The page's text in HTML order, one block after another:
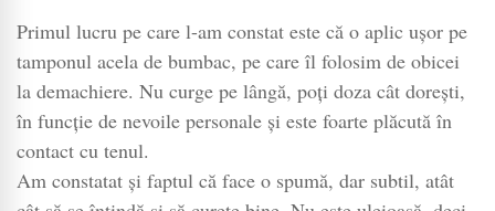
Primul lucru pe care l-am constat este că o aplic ușor pe
tamponul acela de bumbac, pe care îl folosim de obicei
la demachiere. Nu curge pe lângă, poți doza cât dorești,
în funcție de nevoile personale și este foarte plăcută în
contact cu tenul.
Am constatat și faptul că face o spumă, dar subtil, atât